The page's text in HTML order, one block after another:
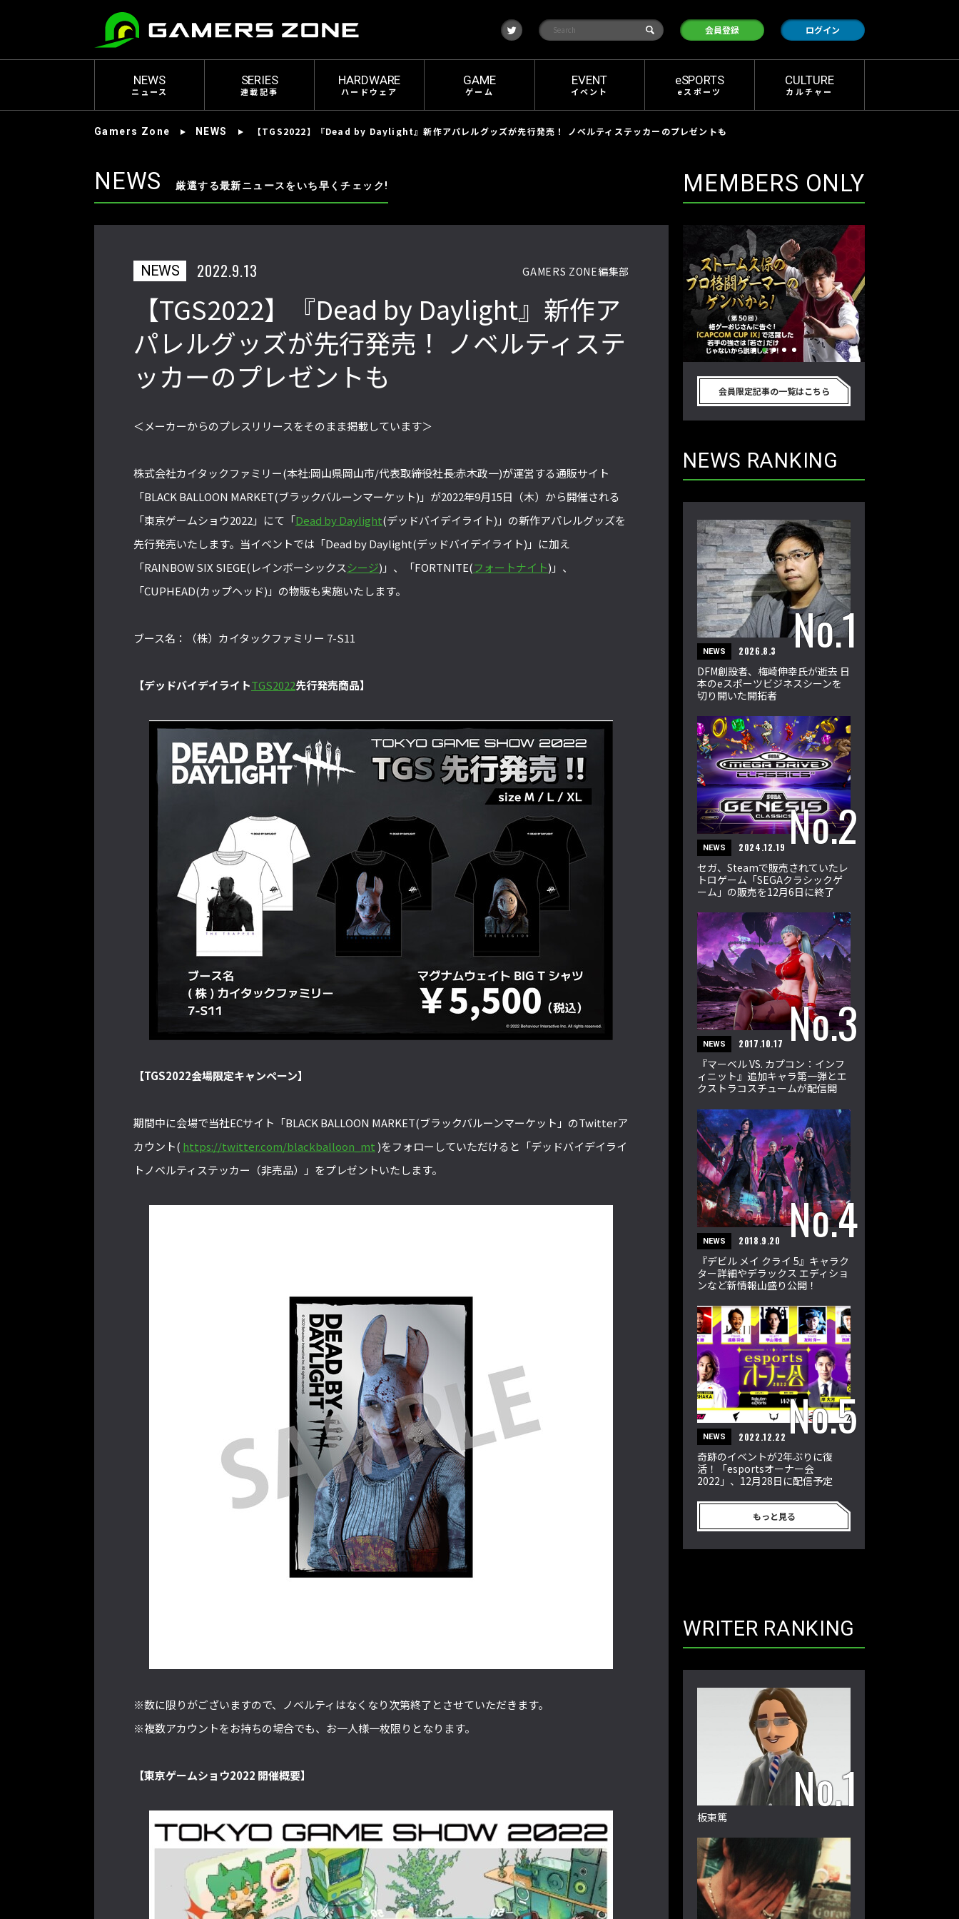
t
w
i
t
検
会員登録 ログイン
NEWS
ニュース
SERIES
連載記事
HARDWARE
ハードウェア
GAME
ゲーム
EVENT
イベント
eSPORTS
eスポーツ
CULTURE
カルチャー
Gamers Zone NEWS 【TGS2022】『Dead by Daylight』新作アパレルグッズが先行発売！ ノベルティステッカーのプレゼントも
NEWS 厳選する最新ニュースをいち早くチェック!
NEWS 2022.9.13 GAMERS ZONE編集部
【TGS2022】『Dead by Daylight』新作ア
パレルグッズが先行発売！ ノベルティステ
ッカーのプレゼントも
＜メーカーからのプレスリリースをそのまま掲載しています＞
株式会社カイタックファミリー(本社:岡山県岡山市/代表取締役社長:赤木政一)が運営する通販サイト
「BLACK BALLOON MARKET(ブラックバルーンマーケット)」が2022年9月15日（木）から開催される
「東京ゲームショウ2022」にて「Dead by Daylight(デッドバイデイライト)」の新作アパレルグッズを
先行発売いたします。当イベントでは「Dead by Daylight(デッドバイデイライト)」に加え
「RAINBOW SIX SIEGE(レインボーシックスシージ)」、「FORTNITE(フォートナイト)」、
「CUPHEAD(カップヘッド)」の物販も実施いたします。
ブース名：（株）カイタックファミリー 7-S11
【デッドバイデイライトTGS2022先行発売商品】
【TGS2022会場限定キャンペーン】
期間中に会場で当社ECサイト「BLACK BALLOON MARKET(ブラックバルーンマーケット」のTwitterア
カウント( https://twitter.com/blackballoon_mt )をフォローしていただけると「デッドバイデイライ
トノベルティステッカー（非売品）」をプレゼントいたします。
※数に限りがございますので、ノベルティはなくなり次第終了とさせていただきます。
※複数アカウントをお持ちの場合でも、お一人様一枚限りとなります。
【東京ゲームショウ2022 開催概要】
MEMBERS ONLY
2022年最後の懺悔！ 「ストリートフ
ァイターリーグ 2022」最終節を終え
ロ格闘ゲーマーのゲンバから！ 第48
「ストリートファイターリーグ
2022」前半戦の反省文を見てほし
トーム久保のプロ格闘ゲーマーのゲン
CUP IX」で活躍した若手の強さは
「若さ」だけじゃないから説明しま
格ゲーおじさんに告ぐ！「CAPCOM
CUP IX」で活躍した若手の強さは
「若さ」だけじゃないから説明しま
す！【ストーム久保のプロ格闘ゲーマ
会員限定記事の一覧はこちら
NEWS RANKING
NEWS 2026.8.3
DFM創設者、梅崎伸幸氏が逝去 日
本のeスポーツビジネスシーンを
切り開いた開拓者
NEWS 2024.12.19
セガ、Steamで販売されていたレ
トロゲーム「SEGAクラシックゲ
ーム」の販売を12月6日に終了
NEWS 2017.10.17
『マーベル VS. カプコン：インフ
ィニット』追加キャラ第一弾とエ
クストラコスチュームが配信開
NEWS 2018.9.20
『デビル メイ クライ 5』キャラク
ター詳細やデラックス エディショ
ンなど新情報山盛り公開！
NEWS 2022.12.22
奇跡のイベントが2年ぶりに復
活！「esportsオーナー会
2022」、12月28日に配信予定
もっと見る
WRITER RANKING
板東篤